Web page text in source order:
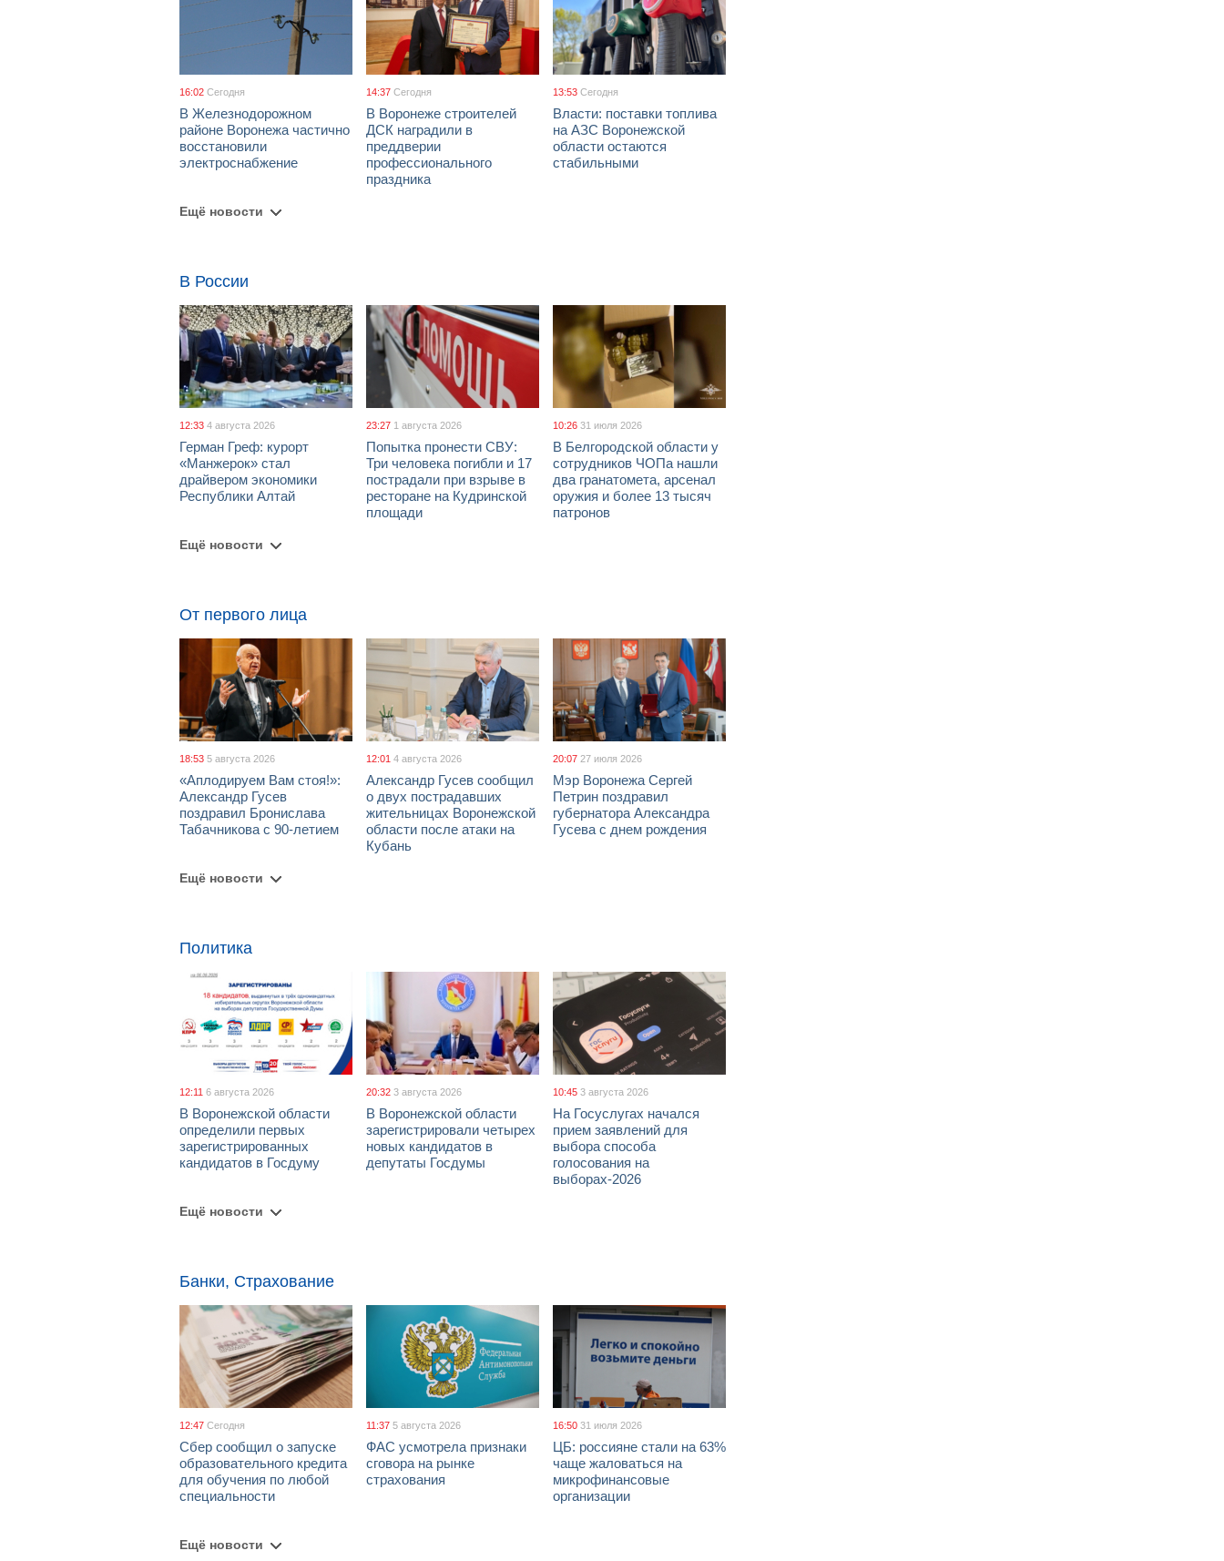
16:02 Сегодня
В Железнодорожном
районе Воронежа частично
восстановили
электроснабжение
14:37 Сегодня
В Воронеже строителей
ДСК наградили в
преддверии
профессионального
праздника
13:53 Сегодня
Власти: поставки топлива
на АЗС Воронежской
области остаются
стабильными
Ещё новости
В России
12:33 4 августа 2026
Герман Греф: курорт
«Манжерок» стал
драйвером экономики
Республики Алтай
23:27 1 августа 2026
Попытка пронести СВУ:
Три человека погибли и 17
пострадали при взрыве в
ресторане на Кудринской
площади
10:26 31 июля 2026
В Белгородской области у
сотрудников ЧОПа нашли
два гранатомета, арсенал
оружия и более 13 тысяч
патронов
Ещё новости
От первого лица
18:53 5 августа 2026
«Аплодируем Вам стоя!»:
Александр Гусев
поздравил Бронислава
Табачникова с 90-летием
12:01 4 августа 2026
Александр Гусев сообщил
о двух пострадавших
жительницах Воронежской
области после атаки на
Кубань
20:07 27 июля 2026
Мэр Воронежа Сергей
Петрин поздравил
губернатора Александра
Гусева с днем рождения
Ещё новости
Политика
12:11 6 августа 2026
В Воронежской области
определили первых
зарегистрированных
кандидатов в Госдуму
20:32 3 августа 2026
В Воронежской области
зарегистрировали четырех
новых кандидатов в
депутаты Госдумы
10:45 3 августа 2026
На Госуслугах начался
прием заявлений для
выбора способа
голосования на
выборах-2026
Ещё новости
Банки, Страхование
12:47 Сегодня
Сбер сообщил о запуске
образовательного кредита
для обучения по любой
специальности
11:37 5 августа 2026
ФАС усмотрела признаки
сговора на рынке
страхования
16:50 31 июля 2026
ЦБ: россияне стали на 63%
чаще жаловаться на
микрофинансовые
организации
Ещё новости